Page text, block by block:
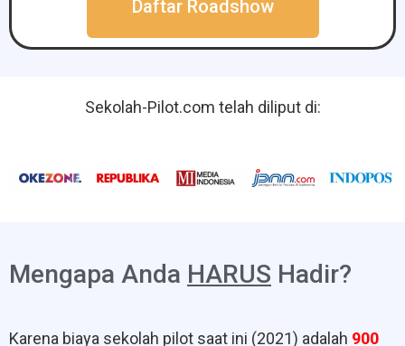
Daftar Roadshow
Sekolah-Pilot.com telah diliput di:
Mengapa Anda HARUS Hadir?
Karena biaya sekolah pilot saat ini (2021) adalah 900